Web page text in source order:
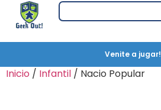
Venite a jugar!
Inicio / Infantil / Nacio Popular